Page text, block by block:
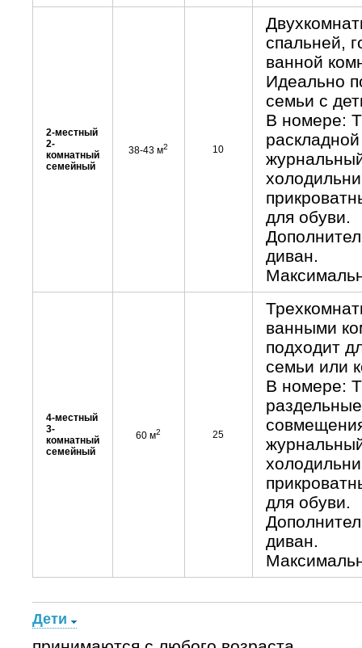
2-местный
2-
комнатный
семейный
38-43 м2 10
спальней,
ванной
Идеально
семьи с
В номере:
для обуви.
диван.
4-местный
3-
комнатный
семейный
60 м2 25
ванными
подходит
семьи или
В номере:
для обуви.
диван.
Дети